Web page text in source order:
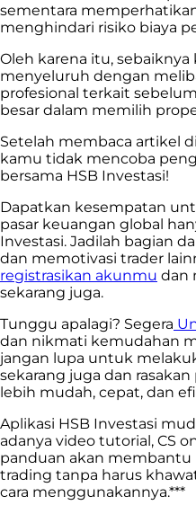
sementara
menghindari risiko biaya
Oleh karena itu,
menyeluruh dengan
profesional terkait
besar dalam memilih
Setelah membaca artikel
kamu tidak mencoba
bersama HSB Investasi!
Dapatkan kesempatan
pasar keuangan global
Investasi. Jadilah bagian
dan memotivasi trader
registrasikan akunmu dan
sekarang juga.
Tunggu apalagi? Segera
dan nikmati kemudahan
jangan lupa untuk
sekarang juga dan
lebih mudah, cepat, dan
Aplikasi HSB Investasi
adanya video tutorial, CS
panduan akan
trading tanpa harus
cara menggunakannya.***